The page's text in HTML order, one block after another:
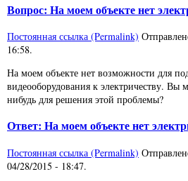
Вопрос: На моем объекте нет
Постоянная ссылка (Permalink)
16:58.
На моем объекте нет возможности для
видеооборудования к электричеству. Вы
нибудь для решения этой проблемы?
Ответ: На моем объекте нет
Постоянная ссылка (Permalink)
04/28/2015 - 18:47.